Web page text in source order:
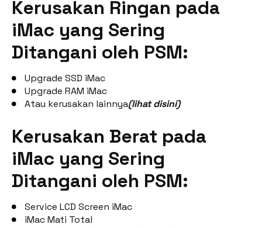
Kerusakan Ringan pada
iMac yang Sering
Ditangani oleh PSM:
Upgrade SSD iMac
Upgrade RAM iMac
Atau kerusakan lainnya(lihat disini)
Kerusakan Berat pada
iMac yang Sering
Ditangani oleh PSM:
Service LCD Screen iMac
iMac Mati Total